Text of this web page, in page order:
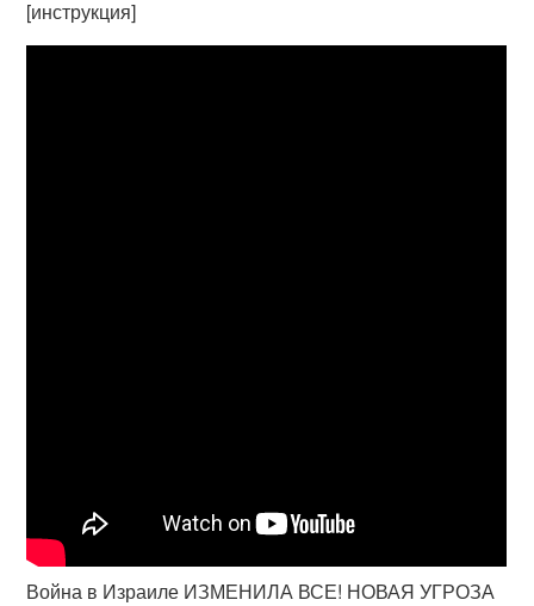
[инструкция]
Война в Израиле ИЗМЕНИЛА ВСЕ! НОВАЯ УГРОЗА